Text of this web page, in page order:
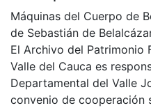
Máquinas del Cuerpo de
de Sebastián de
El Archivo del Patrimonio
Valle del Cauca es
Departamental del Valle
convenio de cooperación